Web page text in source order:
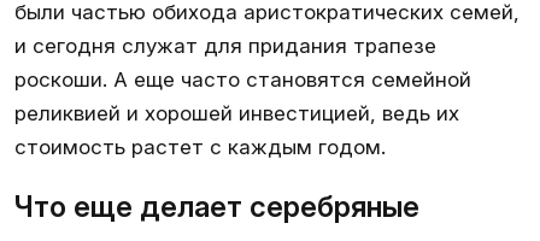
были частью обихода аристократических семей,
и сегодня служат для придания трапезе
роскоши. А еще часто становятся семейной
реликвией и хорошей инвестицией, ведь их
стоимость растет с каждым годом.
Что еще делает серебряные